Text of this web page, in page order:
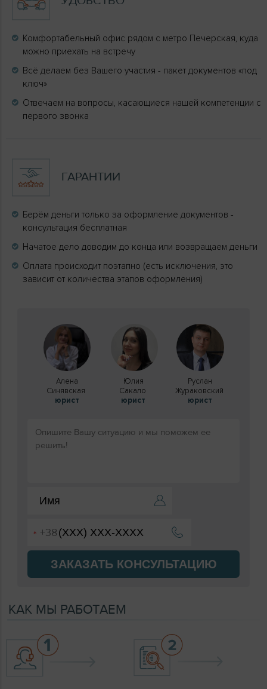
Комфортабельный офис рядом с метро Печерская, куда
можно приехать на встречу
Всё делаем без Вашего участия - пакет документов «под
ключ»
Отвечаем на вопросы, касающиеся нашей компетенции с
первого звонка
ГАРАНТИИ
Берём деньги только за оформление документов -
консультация бесплатная
Начатое дело доводим до конца или возвращаем деньги
Оплата происходит поэтапно (есть исключения, это
зависит от количества этапов оформления)
ЗАКАЗАТЬ КОНСУЛЬТАЦИЮ
Алена
Синявская
юрист
Юлия
Сакало
юрист
Руслан
Жураковский
юрист
КАК МЫ РАБОТАЕМ